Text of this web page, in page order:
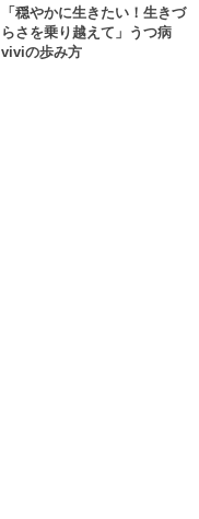
「穏やかに生きたい！生きづ
らさを乗り越えて」うつ病
viviの歩み方